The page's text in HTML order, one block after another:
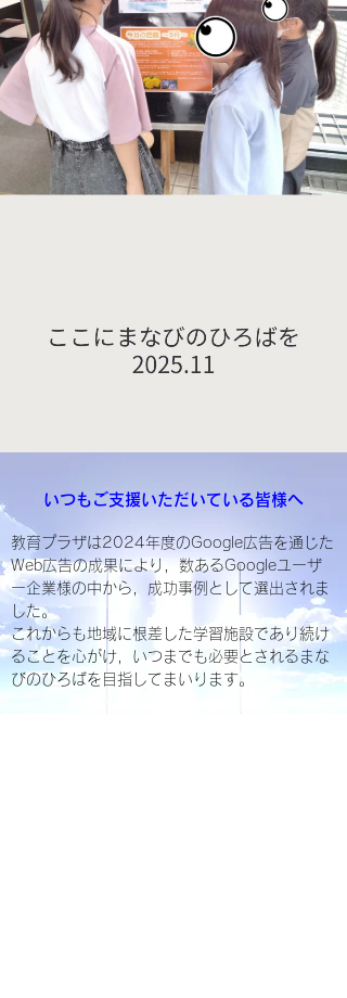
いつもご支援いただいている皆様へ
教育プラザは2024年度のGoogle広告を通じた
Web広告の成果により，数あるGoogleユーザ
ー企業様の中から，成功事例として選出されま
した。
これからも地域に根差した学習施設であり続け
ることを心がけ，いつまでも必要とされるまな
びのひろばを目指してまいります。